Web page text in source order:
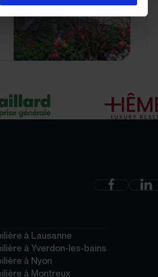
à Lausanne
à Yverdon-les-bains
à Nyon
à Montreux